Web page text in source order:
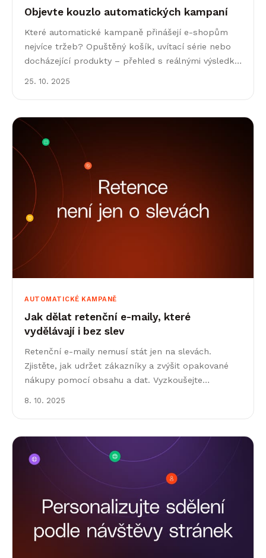
Objevte kouzlo automatických kampaní
Které automatické kampaně přinášejí e-shopům
nejvíce tržeb? Opuštěný košík, uvítací série nebo
docházející produkty – přehled s reálnými výsledky
25. 10. 2025
AUTOMATICKÉ KAMPANĚ
Jak dělat retenční e-maily, které
vydělávají i bez slev
Retenční e-maily nemusí stát jen na slevách.
Zjistěte, jak udržet zákazníky a zvýšit opakované
nákupy pomocí obsahu a dat. Vyzkoušejte
8. 10. 2025